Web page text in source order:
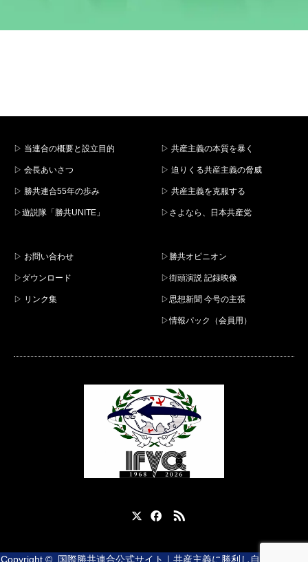
▷ 当連合の概要と設立目的
▷ 会長あいさつ
▷ 勝共連合55年の歩み
▷遊説隊「勝共UNITE」
▷ 共産主義の本質を暴く
▷ 迫りくる共産主義の脅威
▷ 共産主義を克服する
▷さよなら、日本共産党
▷ お問い合わせ
▷ダウンロード
▷ リンク集
▷勝共オピニオン
▷街頭演説 記録映像
▷思想新聞 今号の主張
▷情報パック（会員用）
Copyright © 国際勝共連合公式サイト｜共産主義に勝利し自由と平和を